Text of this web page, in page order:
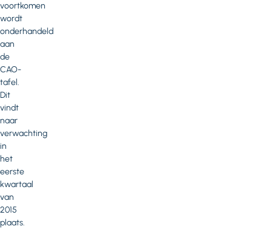
voortkomen
wordt
onderhandeld
aan
de
CAO-
tafel.
Dit
vindt
naar
verwachting
in
het
eerste
kwartaal
van
2015
plaats.